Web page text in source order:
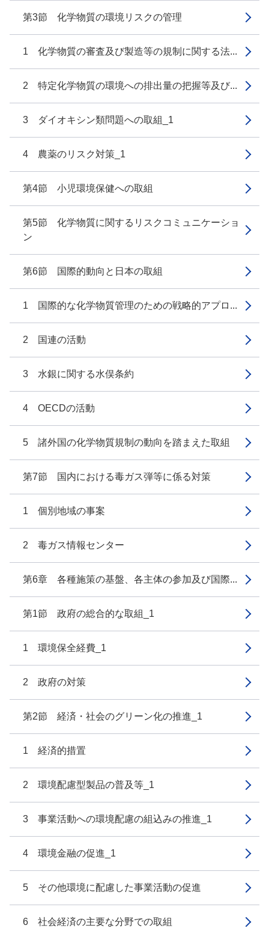
第3節 化学物質の環境リスクの管理
1 化学物質の審査及び製造等の規制に関する法...
2 特定化学物質の環境への排出量の把握等及び...
3 ダイオキシン類問題への取組_1
4 農薬のリスク対策_1
第4節 小児環境保健への取組
第5節 化学物質に関するリスクコミュニケーショ
ン
第6節 国際的動向と日本の取組
1 国際的な化学物質管理のための戦略的アプロ...
2 国連の活動
3 水銀に関する水俣条約
4 OECDの活動
5 諸外国の化学物質規制の動向を踏まえた取組
第7節 国内における毒ガス弾等に係る対策
1 個別地域の事案
2 毒ガス情報センター
第6章 各種施策の基盤、各主体の参加及び国際...
第1節 政府の総合的な取組_1
1 環境保全経費_1
2 政府の対策
第2節 経済・社会のグリーン化の推進_1
1 経済的措置
2 環境配慮型製品の普及等_1
3 事業活動への環境配慮の組込みの推進_1
4 環境金融の促進_1
5 その他環境に配慮した事業活動の促進
6 社会経済の主要な分野での取組